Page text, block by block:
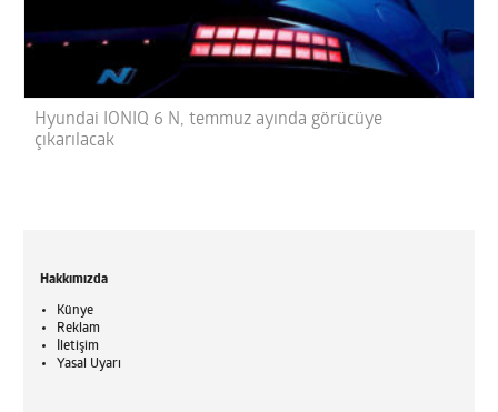
Hyundai IONIQ 6 N, temmuz ayında görücüye
çıkarılacak
Hakkımızda
Künye
Reklam
İletişim
Yasal Uyarı